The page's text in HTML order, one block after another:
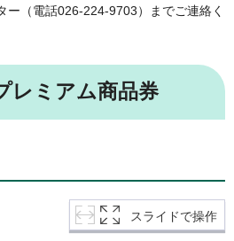
ー（電話026-224-9703）までご連絡く
レミアム商品券
スライドで操作